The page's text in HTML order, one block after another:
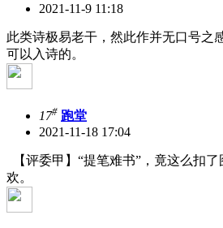
2021-11-9 11:18
此类诗极易老干，然此作并无口号之
可以入诗的。
17# 跑堂
2021-11-18 17:04
【评委甲】“提笔难书”，竟这么扣
欢。